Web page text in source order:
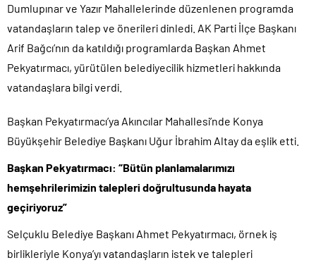
Dumlupınar ve Yazır Mahallelerinde düzenlenen programda
vatandaşların talep ve önerileri dinledi. AK Parti İlçe Başkanı
Arif Bağcı’nın da katıldığı programlarda Başkan Ahmet
Pekyatırmacı, yürütülen belediyecilik hizmetleri hakkında
vatandaşlara bilgi verdi.
Başkan Pekyatırmacı’ya Akıncılar Mahallesi’nde Konya
Büyükşehir Belediye Başkanı Uğur İbrahim Altay da eşlik etti.
Başkan Pekyatırmacı: “Bütün planlamalarımızı
hemşehrilerimizin talepleri doğrultusunda hayata
geçiriyoruz”
Selçuklu Belediye Başkanı Ahmet Pekyatırmacı, örnek iş
birlikleriyle Konya’yı vatandaşların istek ve talepleri